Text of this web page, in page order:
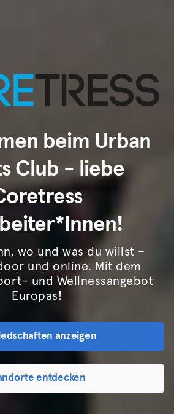
beim Urban
Club - liebe
wo und was du willst –
und online. Mit dem
und Wellnessangebot
Europas!
entdecken
anzeigen